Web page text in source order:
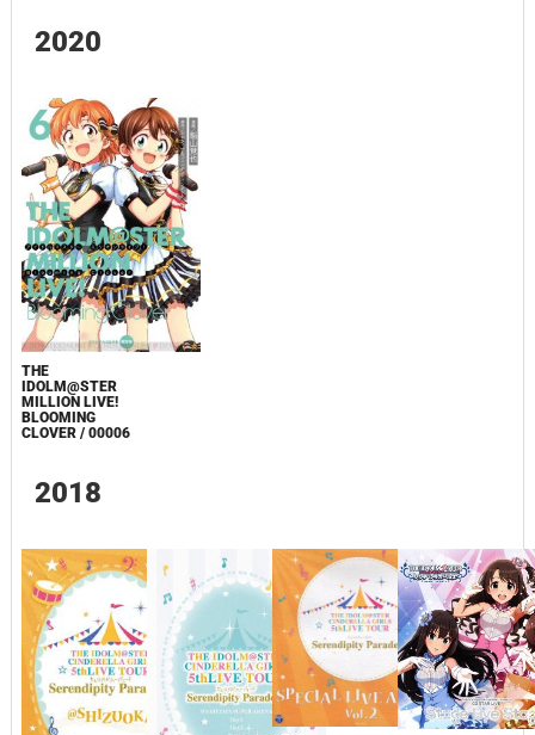
2020
THE
IDOLM@STER
MILLION LIVE!
BLOOMING
CLOVER / 00006
2018